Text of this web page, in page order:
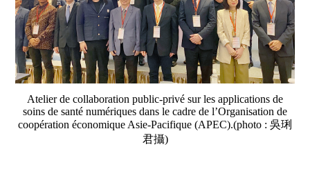
Atelier de collaboration public-privé sur les applications de
soins de santé numériques dans le cadre de l’Organisation de
coopération économique Asie-Pacifique (APEC).(photo : 吳琍
君攝)